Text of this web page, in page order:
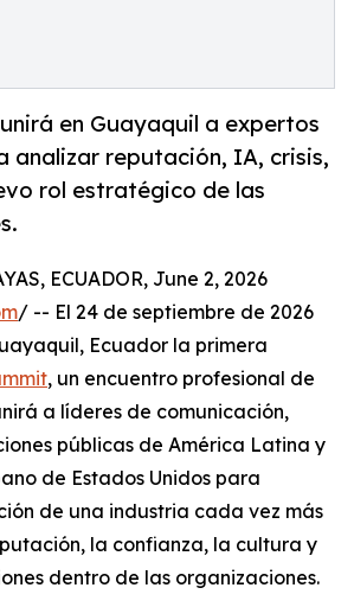
en Guayaquil a expertos
analizar reputación, IA, crisis,
rol estratégico de las
ECUADOR, June 2, 2026
/ -- El 24 de septiembre de 2026
Ecuador la primera
, un encuentro profesional de
a líderes de comunicación,
públicas de América Latina y
de Estados Unidos para
de una industria cada vez más
la confianza, la cultura y
dentro de las organizaciones.